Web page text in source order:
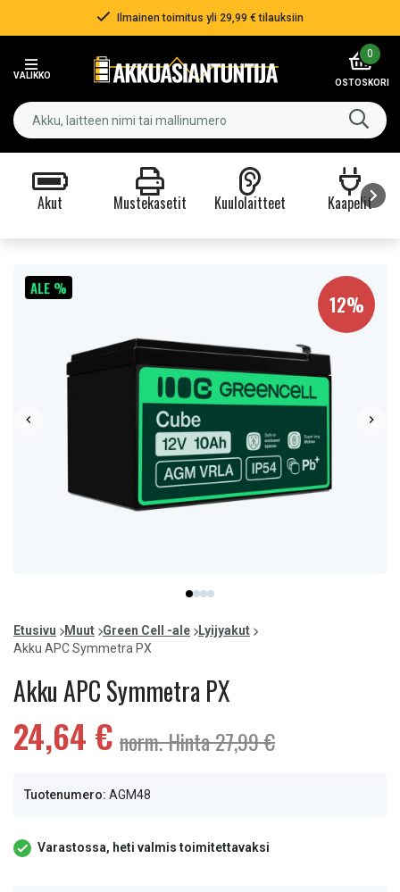
Ilmainen toimitus yli 29,99 € tilauksiin
VALIKKO
0
OSTOSKORI
Akut Mustekasetit Kuulolaitteet Kaapelit
item
0
item
1
item
2
item
3
of
4
12%
ALE %
Etusivu Muut Green Cell -ale
Lyijyakut
Akku APC Symmetra PX
Akku APC Symmetra PX
24,64 € norm. Hinta 27,99 €
Tuotenumero: AGM48
Varastossa, heti valmis toimitettavaksi